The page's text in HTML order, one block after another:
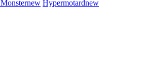
Monsternew Hypermotardnew